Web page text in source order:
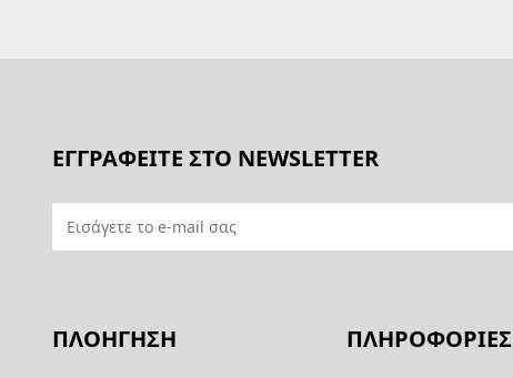
ΕΓΓΡΑΦΕΙΤΕ ΣΤΟ NEWSLETTER
ΠΛΟΗΓΗΣΗ ΠΛΗΡΟΦΟΡΙΕΣ